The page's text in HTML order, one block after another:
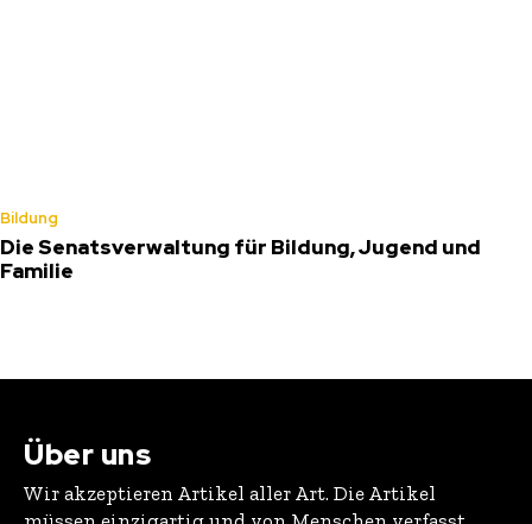
Bildung
Die Senatsverwaltung für Bildung, Jugend und
Familie
Über uns
Wir akzeptieren Artikel aller Art. Die Artikel